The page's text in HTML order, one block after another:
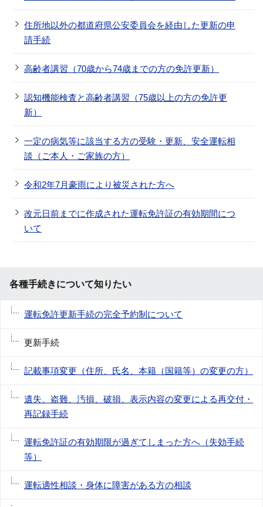
住所地以外の都道府県公安委員会を経由した更新の申
請手続
高齢者講習（70歳から74歳までの方の免許更新）
認知機能検査と高齢者講習（75歳以上の方の免許更
新）
一定の病気等に該当する方の受験・更新、安全運転相
談（ご本人・ご家族の方）
令和2年7月豪雨により被災された方へ
改元日前までに作成された運転免許証の有効期間につ
いて
各種手続きについて知りたい
運転免許更新手続の完全予約制について
更新手続
記載事項変更（住所、氏名、本籍（国籍等）の変更の方）
遺失、盗難、汚損、破損、表示内容の変更による再交付・
再記録手続
運転免許証の有効期限が過ぎてしまった方へ（失効手続
等）
運転適性相談・身体に障害がある方の相談